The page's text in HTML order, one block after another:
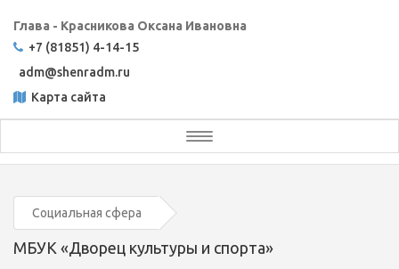
Глава - Красникова Оксана Ивановна
+7 (81851) 4-14-15
adm@shenradm.ru
Карта сайта
Toggle
navigation
Социальная сфера
МБУК «Дворец культуры и спорта»